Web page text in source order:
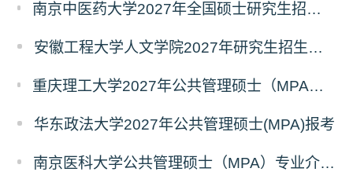
南京中医药大学2027年全国硕士研究生招生考试初试自命题科目考试内容及参考书目
安徽工程大学人文学院2027年研究生招生简章
重庆理工大学2027年公共管理硕士（MPA）专业学位研究生（双证）报考
华东政法大学2027年公共管理硕士(MPA)报考
南京医科大学公共管理硕士（MPA）专业介绍（2027年）